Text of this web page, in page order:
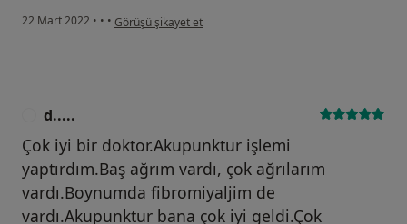
22 Mart 2022 • • • kullanıcının görüşüne göre s.....
Görüşü şikayet et
d.....
Çok iyi bir doktor.Akupunktur işlemi
yaptırdım.Baş ağrım vardı, çok ağrılarım
vardı.Boynumda fibromiyaljim de
vardı.Akupunktur bana çok iyi geldi.Çok